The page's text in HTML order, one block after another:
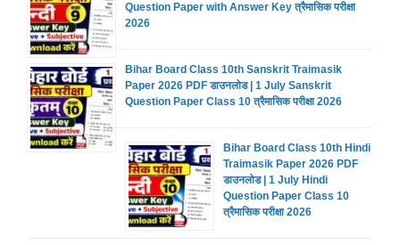
Question Paper with Answer Key त्रैमासिक परीक्षा
2026
Bihar Board Class 10th Sanskrit Traimasik
Paper 2026 PDF डाउनलोड | 1 July Sanskrit
Question Paper Class 10 त्रैमासिक परीक्षा 2026
Bihar Board Class 10th Hindi
Traimasik Paper 2026 PDF
डाउनलोड | 1 July Hindi
Question Paper Class 10
त्रैमासिक परीक्षा 2026